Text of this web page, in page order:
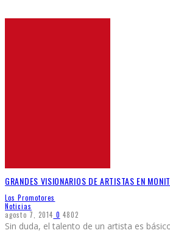
GRANDES VISIONARIOS DE ARTISTAS EN
Los Promotores
Noticias
agosto 7, 2014 0 4802
Sin duda, el talento de un artista es